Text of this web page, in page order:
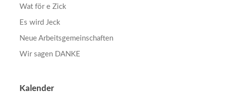
Wat för e Zick
Es wird Jeck
Neue Arbeitsgemeinschaften
Wir sagen DANKE
Kalender